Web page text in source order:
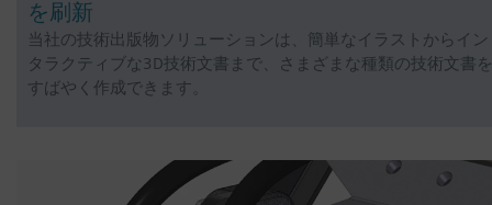
を刷新
当社の技術出版物ソリューションは、簡単なイラストからイン
タラクティブな3D技術文書まで、さまざまな種類の技術文書を
すばやく作成できます。